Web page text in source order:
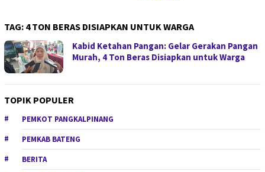
TAG: 4 TON BERAS DISIAPKAN UNTUK WARGA
Kabid Ketahan Pangan: Gelar Gerakan Pangan
Murah, 4 Ton Beras Disiapkan untuk Warga
TOPIK POPULER
PEMKOT PANGKALPINANG
PEMKAB BATENG
BERITA